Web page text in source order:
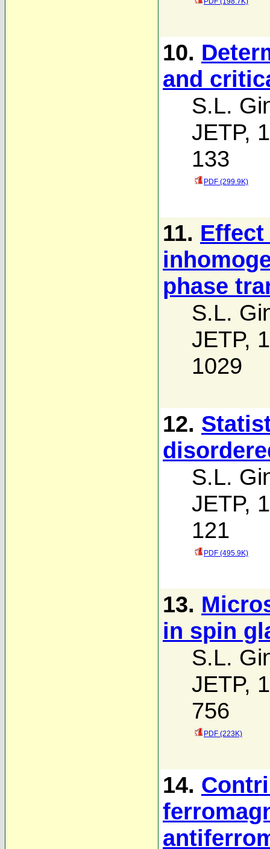
10.
and
S.L.
JETP,
133
PDF (299.9K)
11.
phase
S.L.
JETP,
1029
12.
S.L.
JETP,
121
PDF (495.9K)
13.
in spin
S.L.
JETP,
756
PDF (223K)
14.